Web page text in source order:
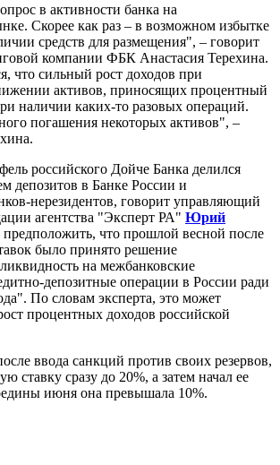
в активности банка на
Скорее как раз – в возможном избытке
средств для размещения", – говорит
компании ФБК Анастасия Терехина.
что сильный рост доходов при
активов, приносящих процентный
наличии каких-то разовых операций.
погашения некоторых активов", –
российского Дойче Банка делился
депозитов в Банке России и
нерезидентов, говорит управляющий
агентства "Эксперт РА" Юрий
что прошлой весной после
было принято решение
на межбанковские
депозитные операции в России ради
По словам эксперта, это может
процентных доходов российской
ввода санкций против своих резервов,
ставку сразу до 20%, а затем начал ее
июня она превышала 10%.